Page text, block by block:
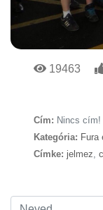
19463
Cím: Nincs cím!
Kategória: Fura
Címke: jelmez